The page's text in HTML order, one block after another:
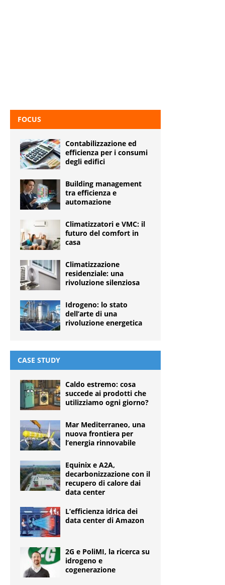
FOCUS
Contabilizzazione ed
efficienza per i consumi
degli edifici
Building management
tra efficienza e
automazione
Climatizzatori e VMC: il
futuro del comfort in
casa
Climatizzazione
residenziale: una
rivoluzione silenziosa
Idrogeno: lo stato
dell’arte di una
rivoluzione energetica
CASE STUDY
Caldo estremo: cosa
succede ai prodotti che
utilizziamo ogni giorno?
Mar Mediterraneo, una
nuova frontiera per
l’energia rinnovabile
Equinix e A2A,
decarbonizzazione con il
recupero di calore dai
data center
L’efficienza idrica dei
data center di Amazon
2G e PoliMI, la ricerca su
idrogeno e
cogenerazione